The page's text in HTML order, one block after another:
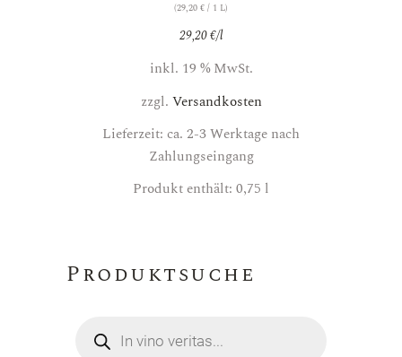
(29,20€/ 1 L)
29,20€/l
inkl. 19 % MwSt.
zzgl. Versandkosten
Lieferzeit: ca. 2-3 Werktage nach
Zahlungseingang
Produkt enthält: 0,75 l
Produktsuche
search